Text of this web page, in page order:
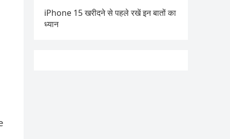
iPhone 15 खरीदने से पहले रखें इन बातों का
ध्यान